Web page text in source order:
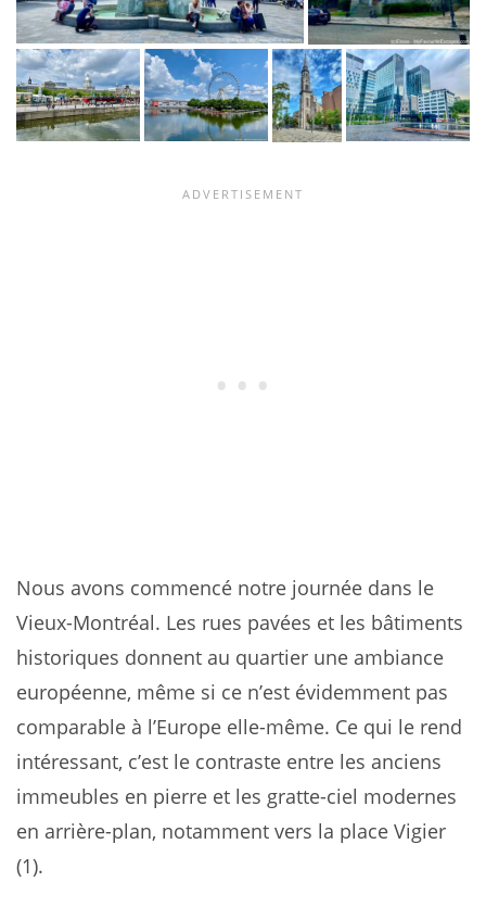
Nous avons commencé notre journée dans le
Vieux-Montréal. Les rues pavées et les bâtiments
historiques donnent au quartier une ambiance
européenne, même si ce n’est évidemment pas
comparable à l’Europe elle-même. Ce qui le rend
intéressant, c’est le contraste entre les anciens
immeubles en pierre et les gratte-ciel modernes
en arrière-plan, notamment vers la place Vigier
(1).